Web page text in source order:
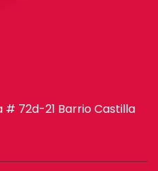
# 72d-21 Barrio Castilla